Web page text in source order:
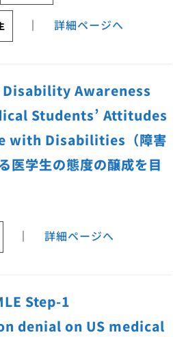
｜ 詳細ページへ
Awareness
Students’ Attitudes
with Disabilities（障害
医学生の態度の醸成を目
｜ 詳細ページへ
Step-1
denial on US medical